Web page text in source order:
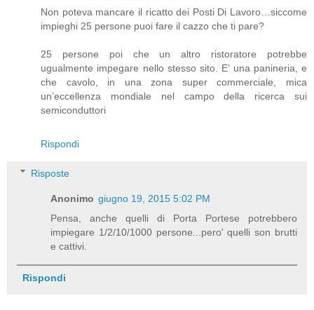
Non poteva mancare il ricatto dei Posti Di Lavoro…siccome
impieghi 25 persone puoi fare il cazzo che ti pare?
25 persone poi che un altro ristoratore potrebbe
ugualmente impegare nello stesso sito. E’ una panineria, e
che cavolo, in una zona super commerciale, mica
un’eccellenza mondiale nel campo della ricerca sui
semiconduttori
Rispondi
Risposte
Anonimo giugno 19, 2015 5:02 PM
Pensa, anche quelli di Porta Portese potrebbero
impiegare 1/2/10/1000 persone...pero' quelli son brutti
e cattivi.
Rispondi